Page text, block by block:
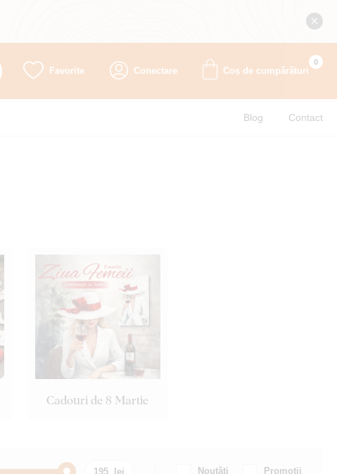
Favorite Conectare Coș de cumpărături
0
Blog Contact
Cadouri de 8 Martie
Noutăți Promoții